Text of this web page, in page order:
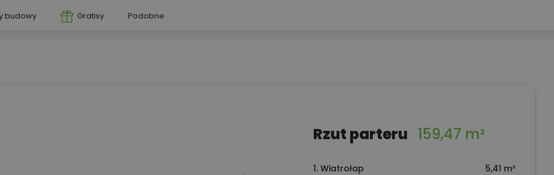
budowy Gratisy Podobne
Rzut parteru 159,47 m²
1. Wiatrołap
5,41 m²